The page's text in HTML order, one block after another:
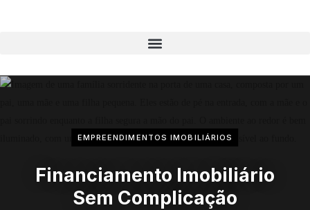
EMPREENDIMENTOS IMOBILIÁRIOS
Financiamento Imobiliário
Sem Complicação